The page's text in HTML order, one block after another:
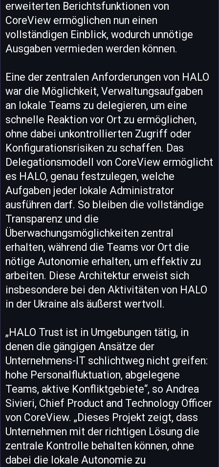
erweiterten Berichtsfunktionen von
CoreView ermöglichen nun einen
vollständigen Einblick, wodurch unnötige
Ausgaben vermieden werden können.
Eine der zentralen Anforderungen von HALO
war die Möglichkeit, Verwaltungsaufgaben
an lokale Teams zu delegieren, um eine
schnelle Reaktion vor Ort zu ermöglichen,
ohne dabei unkontrollierten Zugriff oder
Konfigurationsrisiken zu schaffen. Das
Delegationsmodell von CoreView ermöglicht
es HALO, genau festzulegen, welche
Aufgaben jeder lokale Administrator
ausführen darf. So bleiben die vollständige
Transparenz und die
Überwachungsmöglichkeiten zentral
erhalten, während die Teams vor Ort die
nötige Autonomie erhalten, um effektiv zu
arbeiten. Diese Architektur erweist sich
insbesondere bei den Aktivitäten von HALO
in der Ukraine als äußerst wertvoll.
„HALO Trust ist in Umgebungen tätig, in
denen die gängigen Ansätze der
Unternehmens-IT schlichtweg nicht greifen:
hohe Personalfluktuation, abgelegene
Teams, aktive Konfliktgebiete“, so Andrea
Sivieri, Chief Product and Technology Officer
von CoreView. „Dieses Projekt zeigt, dass
Unternehmen mit der richtigen Lösung die
zentrale Kontrolle behalten können, ohne
dabei die lokale Autonomie zu